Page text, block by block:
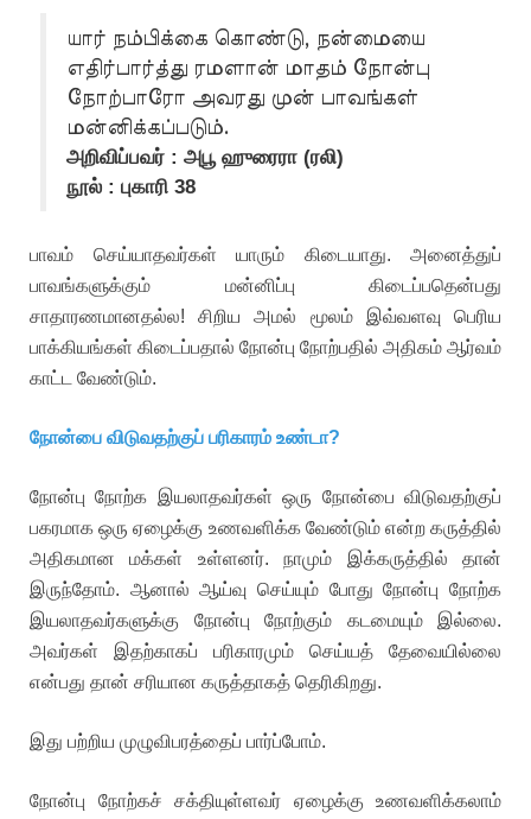
யார் நம்பிக்கை கொண்டு, நன்மையை
எதிர்பார்த்து ரமளான் மாதம் நோன்பு
நோற்பாரோ அவரது முன் பாவங்கள்
மன்னிக்கப்படும்.
அறிவிப்பவர் : அபூ ஹுரைரா (ரலி)
நூல் : புகாரி 38
பாவம் செய்யாதவர்கள் யாரும் கிடையாது. அனைத்துப்
பாவங்களுக்கும் மன்னிப்பு கிடைப்பதென்பது
சாதாரணமானதல்ல! சிறிய அமல் மூலம் இவ்வளவு பெரிய
பாக்கியங்கள் கிடைப்பதால் நோன்பு நோற்பதில் அதிகம் ஆர்வம்
காட்ட வேண்டும்.
நோன்பை விடுவதற்குப் பரிகாரம் உண்டா?
நோன்பு நோற்க இயலாதவர்கள் ஒரு நோன்பை விடுவதற்குப்
பகரமாக ஒரு ஏழைக்கு உணவளிக்க வேண்டும் என்ற கருத்தில்
அதிகமான மக்கள் உள்ளனர். நாமும் இக்கருத்தில் தான்
இருந்தோம். ஆனால் ஆய்வு செய்யும் போது நோன்பு நோற்க
இயலாதவர்களுக்கு நோன்பு நோற்கும் கடமையும் இல்லை.
அவர்கள் இதற்காகப் பரிகாரமும் செய்யத் தேவையில்லை
என்பது தான் சரியான கருத்தாகத் தெரிகிறது.
இது பற்றிய முழுவிபரத்தைப் பார்ப்போம்.
நோன்பு நோற்கச் சக்தியுள்ளவர் ஏழைக்கு உணவளிக்கலாம்